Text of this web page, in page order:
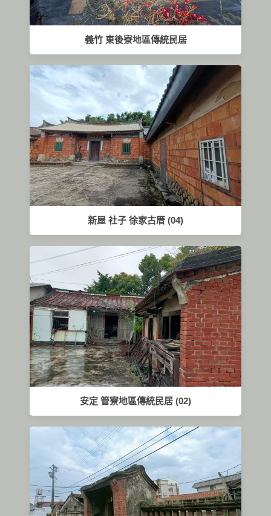
義竹 東後寮地區傳統民居
新屋 社子 徐家古厝 (04)
安定 管寮地區傳統民居 (02)